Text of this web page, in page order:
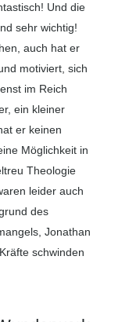
Und die
sehr wichtig!
auch hat er
motiviert, sich
im Reich
ein kleiner
er keinen
Möglichkeit in
Theologie
leider auch
des
Jonathan
schwinden